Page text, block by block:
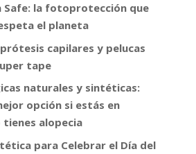
Safe: la fotoprotección que
el planeta
capilares y pelucas
tape
naturales y sintéticas:
opción si estás en
alopecia
para Celebrar el Día del